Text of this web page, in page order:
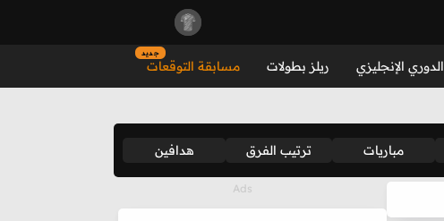
الدوري الإنجليزي ريلز بطولات مسابقة التوقعات
جديد
مباريات ترتيب الفرق هدافين